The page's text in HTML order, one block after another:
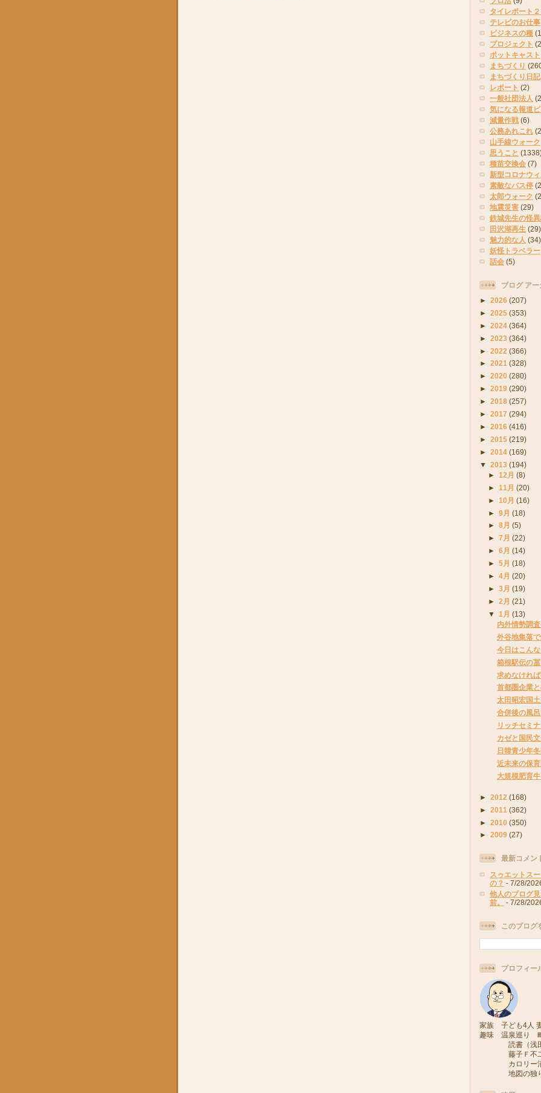
タイレポート
テレビのお仕事
ビジネスの種
プロジェクト
ポットキャスト
まちづくり
まちづくり日記
レポート (2)
一般社団法人
気になる報道
減量作戦 (6)
公務あれこれ
山手線ウォーク
思うこと
種苗交換会 (7)
新型コロナウ
素敵なバス停
太郎ウォーク
地震災害 (29)
鉄城先生の怪
田沢湖再生 (29)
魅力的な人 (34)
妖怪トラベラー
話会 (5)
ブログ アー
► 2026 (207)
► 2025 (353)
► 2024 (364)
► 2023 (364)
► 2022 (366)
► 2021 (328)
► 2020 (280)
► 2019 (290)
► 2018 (257)
► 2017 (294)
► 2016 (416)
► 2015 (219)
► 2014 (169)
▼ 2013 (194)
► 12月(8)
► 11月(20)
► 10月(16)
►9月(18)
►8月(5)
►7月(22)
►6月(14)
►5月(18)
►4月(20)
►3月(19)
►2月(21)
▼ 1月(13)
内外情勢調
外谷地集落
今日はこん
箱根駅伝の
求めなけれ
首都圏企業
太田昭宏国
合併後の風
リッチセミ
カゼと国民
日韓青少年
近未来の保
大規模肥育
► 2012 (168)
► 2011 (362)
► 2010 (350)
► 2009 (27)
最新コメン
スゥエットス
の？ - 7/28/
他人のブログ
前。
- 7/28/
このブログ
プロフィー
家族 子ども4人
趣味 温泉巡り
読書（浅田
藤子Ｆ不二
カロリー消
地図の独り